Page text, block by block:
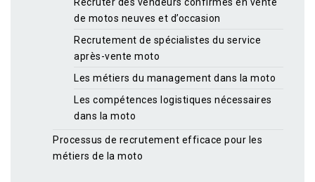
de motos neuves et d’occasion
Recrutement de spécialistes du service
après-vente moto
Les métiers du management dans la moto
Les compétences logistiques nécessaires
dans la moto
Processus de recrutement efficace pour les
métiers de la moto